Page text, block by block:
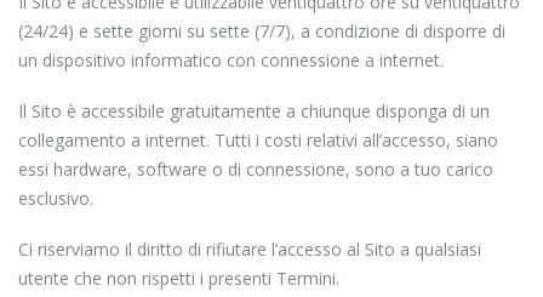
(24/24) e sette giorni su sette (7/7), a condizione di disporre di
un dispositivo informatico con connessione a internet.
Il Sito è accessibile gratuitamente a chiunque disponga di un
collegamento a internet. Tutti i costi relativi all’accesso, siano
essi hardware, software o di connessione, sono a tuo carico
esclusivo.
Ci riserviamo il diritto di rifiutare l’accesso al Sito a qualsiasi
utente che non rispetti i presenti Termini.